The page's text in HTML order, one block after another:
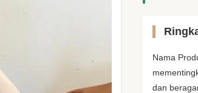
Nama
dan